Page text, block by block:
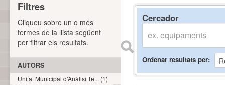
Cercador
Ordenar resultats per
Filtres
Cliqueu sobre un o més
termes de la llista següent
per filtrar els resultats.
AUTORS
Unitat Municipal d'Anàlisi Te... (1)